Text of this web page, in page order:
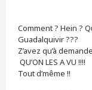
Comment ? Hein ?
Guadalquivir ???
Z’avez qu’à
QU’ON LES A VU !!!!
Tout d’même !!